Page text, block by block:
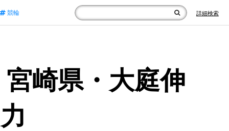
競輪 詳細検索
崎県・大庭伸